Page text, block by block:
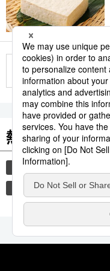
熱門關鍵詞
教育 禮儀
時事通信新聞 歷史